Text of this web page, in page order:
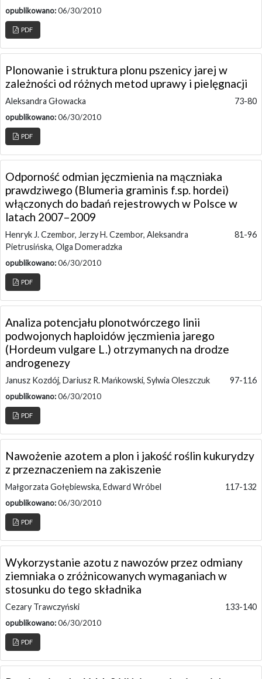
opublikowano:06/30/2010
PDF
Plonowanie i struktura plonu pszenicy jarej w
zależności od różnych metod uprawy i pielęgnacji
Aleksandra Głowacka 73-80
opublikowano:06/30/2010
PDF
Odporność odmian jęczmienia na mączniaka
prawdziwego (Blumeria graminis f.sp. hordei)
włączonych do badań rejestrowych w Polsce w
latach 2007–2009
Henryk J. Czembor, Jerzy H. Czembor, Aleksandra
Pietrusińska, Olga Domeradzka
81-96
opublikowano:06/30/2010
PDF
Analiza potencjału plonotwórczego linii
podwojonych haploidów jęczmienia jarego
(Hordeum vulgare L.) otrzymanych na drodze
androgenezy
Janusz Kozdój, Dariusz R. Mańkowski, Sylwia Oleszczuk 97-116
opublikowano:06/30/2010
PDF
Nawożenie azotem a plon i jakość roślin kukurydzy
z przeznaczeniem na zakiszenie
Małgorzata Gołębiewska, Edward Wróbel 117-132
opublikowano:06/30/2010
PDF
Wykorzystanie azotu z nawozów przez odmiany
ziemniaka o zróżnicowanych wymaganiach w
stosunku do tego składnika
Cezary Trawczyński 133-140
opublikowano:06/30/2010
PDF